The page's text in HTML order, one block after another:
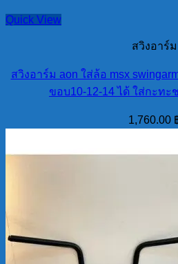
Quick View
สวิงอาร์ม
สวิงอาร์ม aon ใส่ล้อ msx
ขอบ10-12-14 ได้ ใส่กะทะ
1,760.00